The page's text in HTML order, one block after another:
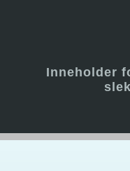
Inneholder